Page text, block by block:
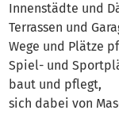
Innenstädte und
Terrassen und
Wege und Plätze
Spiel- und
baut und pflegt,
sich dabei von